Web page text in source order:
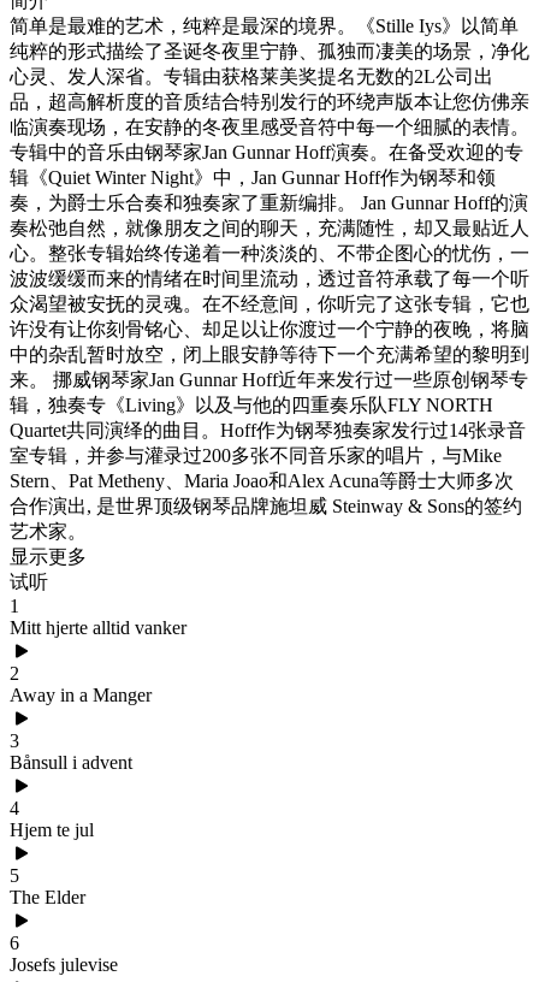
简单是最难的艺术，纯粹是最深的境界。《Stille Iys》以简单
纯粹的形式描绘了圣诞冬夜里宁静、孤独而凄美的场景，净化
心灵、发人深省。专辑由获格莱美奖提名无数的2L公司出
品，超高解析度的音质结合特别发行的环绕声版本让您仿佛亲
临演奏现场，在安静的冬夜里感受音符中每一个细腻的表情。
专辑中的音乐由钢琴家Jan Gunnar Hoff演奏。在备受欢迎的专
辑《Quiet Winter Night》中，Jan Gunnar Hoff作为钢琴和领
奏，为爵士乐合奏和独奏家了重新编排。 Jan Gunnar Hoff的演
奏松弛自然，就像朋友之间的聊天，充满随性，却又最贴近人
心。整张专辑始终传递着一种淡淡的、不带企图心的忧伤，一
波波缓缓而来的情绪在时间里流动，透过音符承载了每一个听
众渴望被安抚的灵魂。在不经意间，你听完了这张专辑，它也
许没有让你刻骨铭心、却足以让你渡过一个宁静的夜晚，将脑
中的杂乱暂时放空，闭上眼安静等待下一个充满希望的黎明到
来。 挪威钢琴家Jan Gunnar Hoff近年来发行过一些原创钢琴专
辑，独奏专《Living》以及与他的四重奏乐队FLY NORTH
Quartet共同演绎的曲目。Hoff作为钢琴独奏家发行过14张录音
室专辑，并参与灌录过200多张不同音乐家的唱片，与Mike
Stern、Pat Metheny、Maria Joao和Alex Acuna等爵士大师多次
合作演出, 是世界顶级钢琴品牌施坦威 Steinway & Sons的签约
艺术家。
显示更多
试听
1
Mitt hjerte alltid vanker
2
Away in a Manger
3
Bånsull i advent
4
Hjem te jul
5
The Elder
6
Josefs julevise